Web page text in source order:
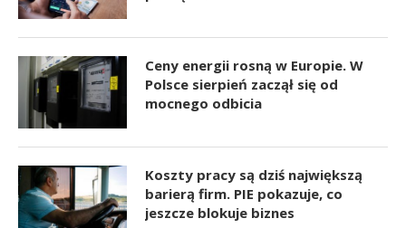
Ceny energii rosną w Europie. W
Polsce sierpień zaczął się od
mocnego odbicia
Koszty pracy są dziś największą
barierą firm. PIE pokazuje, co
jeszcze blokuje biznes